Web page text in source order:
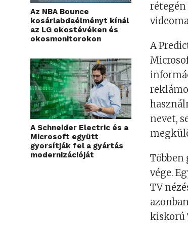
Az NBA Bounce
kosárlabdaélményt kínál
az LG okostévéken és
okosmonitorokon
A Schneider Electric és a
Microsoft együtt
gyorsítják fel a gyártás
modernizációját
rétegén
A
nevet,
Többen
vége.
TV
kiskorú